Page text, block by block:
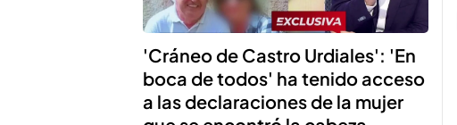
'Cráneo de Castro Urdiales': 'En
boca de todos' ha tenido acceso
a las declaraciones de la mujer